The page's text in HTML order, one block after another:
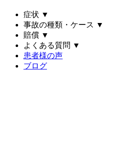
症状 ▼
事故の種類・ケース ▼
賠償 ▼
よくある質問 ▼
患者様の声
ブログ